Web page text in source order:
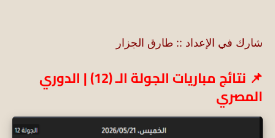
شارك في الإعداد :: طارق الجزار
📌 نتائج مباريات الجولة الـ (12) | الدوري
المصري